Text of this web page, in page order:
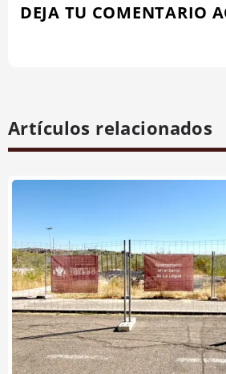
DEJA TU COMENTARIO
Artículos relacionados